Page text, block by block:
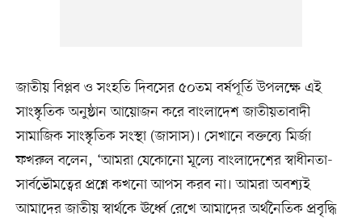
জাতীয় বিপ্লব ও সংহতি দিবসের ৫০তম বর্ষপূর্তি উপলক্ষে এই
সাংস্কৃতিক অনুষ্ঠান আয়োজন করে বাংলাদেশ জাতীয়তাবাদী
সামাজিক সাংস্কৃতিক সংস্থা (জাসাস)। সেখানে বক্তব্যে মির্জা
ফখরুল বলেন, ‘আমরা যেকোনো মূল্যে বাংলাদেশের স্বাধীনতা-
সার্বভৌমত্বের প্রশ্নে কখনো আপস করব না। আমরা অবশ্যই
আমাদের জাতীয় স্বার্থকে ঊর্ধ্বে রেখে আমাদের অর্থনৈতিক প্রবৃদ্ধি